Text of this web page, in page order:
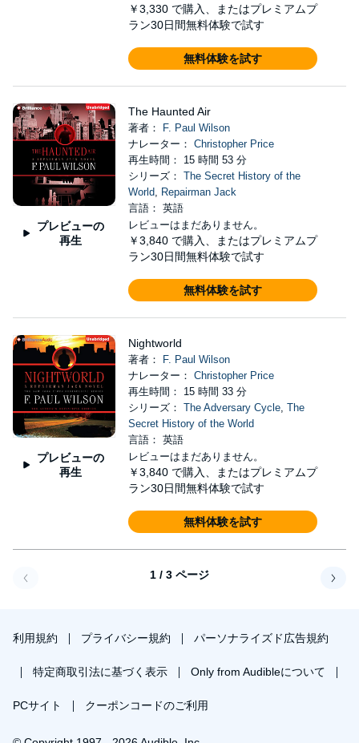
￥3,330 で購入、またはプレミアムプ
ラン30日間無料体験で試す
無料体験を試す
プレビューの
再生
The Haunted Air
著者：
F. Paul Wilson
ナレーター： Christopher Price
再生時間： 15 時間 53 分
シリーズ： The Secret History of the
World, Repairman Jack
言語： 英語
レビューはまだありません。
￥3,840 で購入、またはプレミアムプ
ラン30日間無料体験で試す
無料体験を試す
プレビューの
再生
Nightworld
著者：
F. Paul Wilson
ナレーター： Christopher Price
再生時間： 15 時間 33 分
シリーズ： The Adversary Cycle, The
Secret History of the World
言語： 英語
レビューはまだありません。
￥3,840 で購入、またはプレミアムプ
ラン30日間無料体験で試す
無料体験を試す
1 / 3 ページ
利用規約 プライバシー規約 パーソナライズド広告規約
特定商取引法に基づく表示 Only from Audibleについて
PCサイト クーポンコードのご利用